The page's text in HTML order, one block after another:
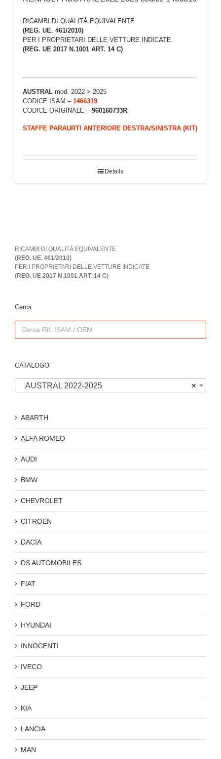
RICAMBI DI QUALITÀ EQUIVALENTE
(REG. UE. 461/2010)
PER I PROPRIETARI DELLE VETTURE INDICATE
(REG. UE 2017 N.1001 ART. 14 C)
AUSTRAL mod. 2022 > 2025
CODICE ISAM – 1466319
CODICE ORIGINALE – 960160733R
STAFFE PARAURTI ANTERIORE DESTRA/SINISTRA (KIT)
Details
RICAMBI DI QUALITÀ EQUIVALENTE
(REG. UE. 461/2010)
PER I PROPRIETARI DELLE VETTURE INDICATE
(REG. UE 2017 N.1001 ART. 14 C)
Cerca
Search
for:
CATALOGO
×
AUSTRAL 2022-2025
ABARTH
ALFA ROMEO
AUDI
BMW
CHEVROLET
CITROËN
DACIA
DS AUTOMOBILES
FIAT
FORD
HYUNDAI
INNOCENTI
IVECO
JEEP
KIA
LANCIA
MAN